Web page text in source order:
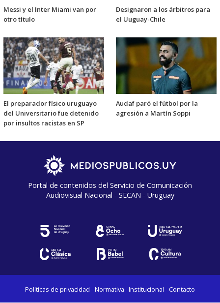
Messi y el Inter Miami van por
otro título
Designaron a los árbitros para
el Uuguay-Chile
El preparador físico uruguayo
del Universitario fue detenido
por insultos racistas en SP
Audaf paró el fútbol por la
agresión a Martín Soppi
Portal de contenidos del Servicio de Comunicación
Audiovisual Nacional - SECAN - Uruguay
Políticas de privacidad Normativa Institucional Contacto